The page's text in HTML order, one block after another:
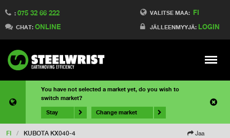
VALITSE MAA: FI
JÄLLEENMYYJÄ: LOGIN
: 075 32 66 222
CHAT: ONLINE
Meny
You have not selected a market yet, do you wish to
switch market?
Stay Change market
FI / KUBOTA KX040-4 Jaa